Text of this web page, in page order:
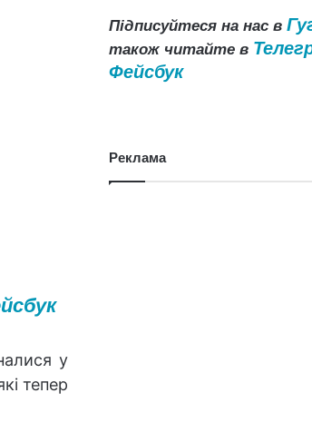
у
тепер
Підписуйтеся на нас в
також читайте в
Фейсбук
Реклама